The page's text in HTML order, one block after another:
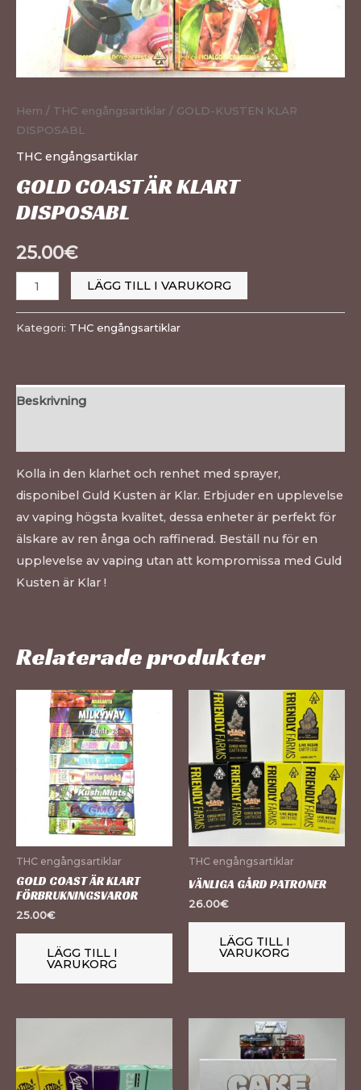
Hem / THC engångsartiklar / GOLD-KUSTEN KLAR
DISPOSABL
THC engångsartiklar
GOLD COAST ÄR KLART
DISPOSABL
25.00€
LÄGG TILL I VARUKORG
Kategori: THC engångsartiklar
Beskrivning
Kolla in den klarhet och renhet med sprayer,
disponibel Guld Kusten är Klar. Erbjuder en upplevelse
av vaping högsta kvalitet, dessa enheter är perfekt för
älskare av ren ånga och raffinerad. Beställ nu för en
upplevelse av vaping utan att kompromissa med Guld
Kusten är Klar !
Relaterade produkter
THC engångsartiklar
GOLD COAST ÄR KLART
FÖRBRUKNINGSVAROR
25.00€
LÄGG TILL I
VARUKORG
THC engångsartiklar
VÄNLIGA GÅRD PATRONER
26.00€
LÄGG TILL I
VARUKORG